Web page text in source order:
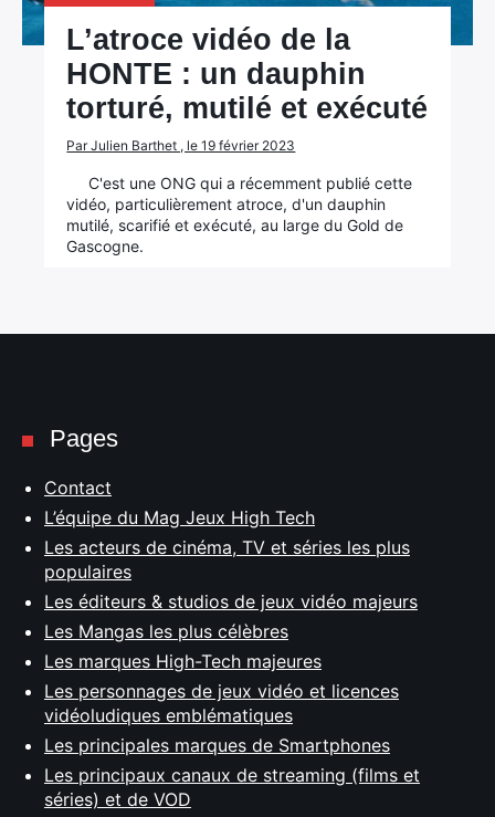
L’atroce vidéo de la
HONTE : un dauphin
torturé, mutilé et exécuté
Par Julien Barthet , le 19 février 2023
C'est une ONG qui a récemment publié cette
vidéo, particulièrement atroce, d'un dauphin
mutilé, scarifié et exécuté, au large du Gold de
Gascogne.
Pages
Contact
L’équipe du Mag Jeux High Tech
Les acteurs de cinéma, TV et séries les plus
populaires
Les éditeurs & studios de jeux vidéo majeurs
Les Mangas les plus célèbres
Les marques High-Tech majeures
Les personnages de jeux vidéo et licences
vidéoludiques emblématiques
Les principales marques de Smartphones
Les principaux canaux de streaming (films et
séries) et de VOD
Rechercher